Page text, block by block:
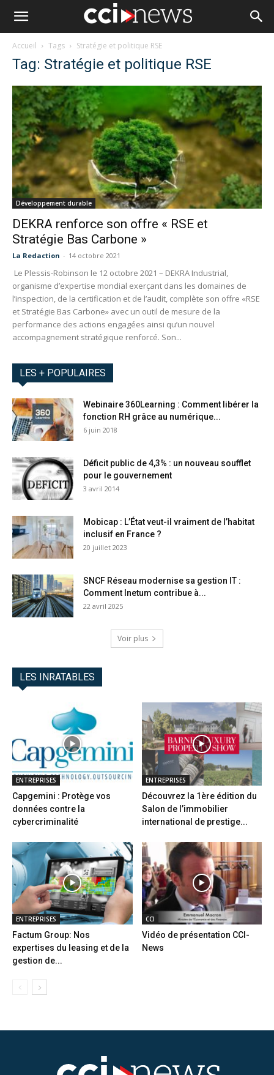
Accueil Tags Stratégie et politique RSE
Tag: Stratégie et politique RSE
Développement durable
DEKRA renforce son offre « RSE et
Stratégie Bas Carbone »
La Redaction - 14 octobre 2021
Le Plessis-Robinson le 12 octobre 2021 – DEKRA Industrial,
organisme d’expertise mondial exerçant dans les domaines de
l’inspection, de la certification et de l’audit, complète son offre «RSE
et Stratégie Bas Carbone» avec un outil de mesure de la
performance des actions engagées ainsi qu’un nouvel
accompagnement stratégique renforcé. Son...
LES + POPULAIRES
Webinaire 360Learning : Comment libérer la
fonction RH grâce au numérique...
6 juin 2018
Déficit public de 4,3% : un nouveau soufflet
pour le gouvernement
3 avril 2014
Mobicap : L’État veut-il vraiment de l’habitat
inclusif en France ?
20 juillet 2023
SNCF Réseau modernise sa gestion IT :
Comment Inetum contribue à...
22 avril 2025
Voir plus
LES INRATABLES
ENTREPRISES
Capgemini : Protège vos
données contre la
cybercriminalité
ENTREPRISES
Découvrez la 1ère édition du
Salon de l’immobilier
international de prestige...
ENTREPRISES
Factum Group: Nos
expertises du leasing et de la
gestion de...
CCI
Vidéo de présentation CCI-
News